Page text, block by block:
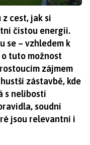
cest, jak si
čistou energii.
se – vzhledem k
tuto možnost
zájmem
zástavbě, kde
s nelibostí
soudní
jsou relevantní i